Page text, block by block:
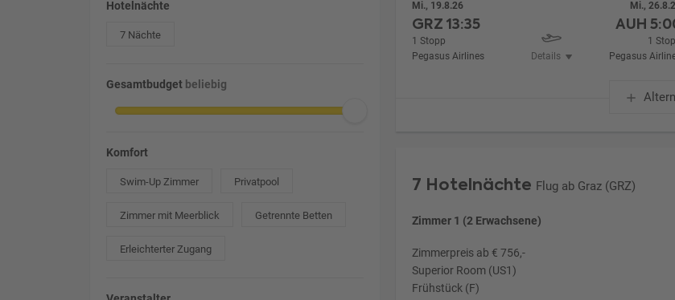
Hotelnächte
7 Nächte
Gesamtbudget beliebig
Komfort
Swim-Up Zimmer Privatpool
Zimmer mit Meerblick Getrennte Betten
Erleichterter Zugang
Mi., 19.8.26
GRZ13:35
1 Stopp
Pegasus Airlines
Details
Mi.,
AUH
1
Pegasus
7 Hotelnächte Flug ab Graz (GRZ)
Zimmer 1 (2 Erwachsene)
Zimmerpreis ab € 756,-
Superior Room (US1)
Frühstück (F)